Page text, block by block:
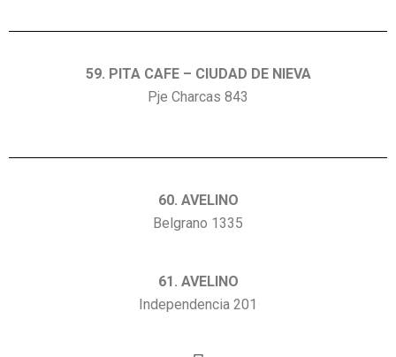
59. PITA CAFE – CIUDAD DE NIEVA
Pje Charcas 843
60. AVELINO
Belgrano 1335
61. AVELINO
Independencia 201